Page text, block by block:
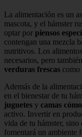
La alimentación es un
mascota, y el hámster
optar por piensos
contengan una mezcla
nutritivos. Los
necesarios, pero
verduras frescas como
Además de la
en el bienestar de tu
juguetes y camas
activo. Invertir en
vida de tu hámster,
fomentará un ambiente